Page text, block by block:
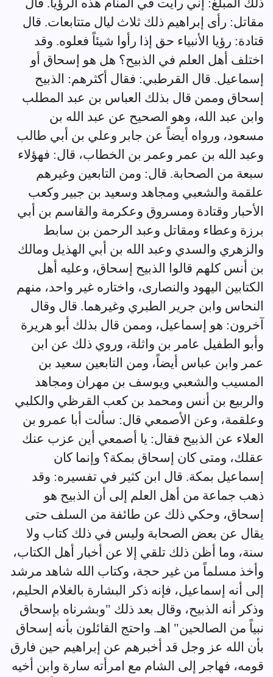
ذلك المبلغ: إني رأيت في المنام هذه الرؤيا. قال
مقاتل: رأى إبراهيم ذلك ثلاث ليال متتابعات. قال
قتادة: رؤيا الأنبياء حق إذا رأوا شيئاً فعلوه. وقد
اختلف أهل العلم في الذبيح؟ هل هو إسحاق أو
إسماعيل. قال القرطبي: فقال أكثرهم: الذبيح
إسحاق وممن قال بذلك العباس بن عبد المطلب
وابن عبد الله، وهو الصحيح عن عبد الله بن
مسعود، ورواه أيضاً عن جابر وعلي بن أبي طالب
وعبد الله بن عمر وعمر بن الخطاب، قال: فهؤلاء
سبعة من الصحابة. قال: ومن التابعين وغيرهم
علقمة والشعبي ومجاهد وسعيد بن جبير وكعب
الأحبار وقتادة ومسروق وعكرمة والقاسم بن أبي
برزة وعطاء ومقاتل وعبد الرحمن بن سابط
والزهري والسدي وعبد الله بن أبي الهذيل ومالك
بن أنس كلهم قالوا الذبيح إسحاق، وعليه أهل
الكتابين اليهود والنصارى، واختاره غير واحد، منهم
النحاس وابن جرير الطبري وغيرهما. قال وقال
آخرون: هو إسماعيل، وممن قال بذلك أبو هريرة
وأبو الطفيل عامر بن واثلة، وروي ذلك عن ابن
عمر وابن عباس أيضاً، ومن التابعين سعيد بن
المسيب والشعبي ويوسف بن مهران ومجاهد
والربيع بن أنس ومحمد بن كعب القرظي والكلبي
وعلقمة، وعن الأصمعي قال: سألت أبا عمرو بن
العلاء عن الذبيح فقال: يا أصمعي أين عزب عنك
عقلك، ومتى كان إسحاق بمكة؟ وإنما كان
إسماعيل بمكة. قال ابن كثير في تفسيره: وقد
ذهب جماعة من أهل العلم إلى أن الذبيح هو
إسحاق، وحكي ذلك عن طائفة من السلف حتى
يقال عن بعض الصحابة وليس في ذلك كتاب ولا
سنة، وما أظن ذلك تلقي إلا عن أخبار أهل الكتاب،
وأخذ مسلماً من غير حجة، وكتاب الله شاهد مرشد
إلى أنه إسماعيل، فإنه ذكر البشارة بالغلام الحليم،
وذكر أنه الذبيح، وقال بعد ذلك "وبشرناه بإسحاق
نبياً من الصالحين" اهـ. واحتج القائلون بأنه إسحاق
بأن الله عز وجل قد أخبرهم عن إبراهيم حين فارق
قومه، فهاجر إلى الشام مع امرأته سارة وابن أخيه